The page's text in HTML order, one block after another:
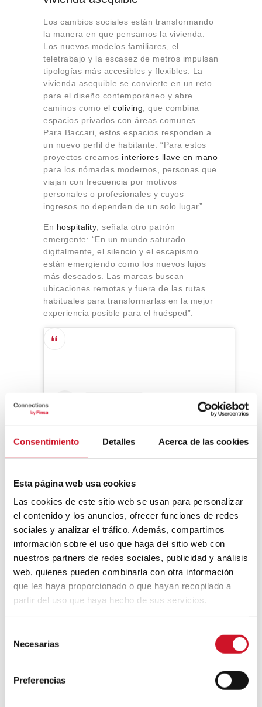
Consentimiento Detalles Acerca de las cookies
Esta página web usa cookies
Las cookies de este sitio web se usan para personalizar
el contenido y los anuncios, ofrecer funciones de redes
sociales y analizar el tráfico. Además, compartimos
información sobre el uso que haga del sitio web con
nuestros partners de redes sociales, publicidad y análisis
web, quienes pueden combinarla con otra información
que les haya proporcionado o que hayan recopilado a
partir del uso que haya hecho de sus servicios.
Necesarias
Preferencias
Los cambios sociales están transformando
la manera en que pensamos la vivienda.
Los nuevos modelos familiares, el
teletrabajo y la escasez de metros impulsan
tipologías más accesibles y flexibles. La
vivienda asequible se convierte en un reto
para el diseño contemporáneo y abre
caminos como el coliving, que combina
espacios privados con áreas comunes.
Para Baccari, estos espacios responden a
un nuevo perfil de habitante: “Para estos
proyectos creamos interiores llave en mano
para los nómadas modernos, personas que
viajan con frecuencia por motivos
personales o profesionales y cuyos
ingresos no dependen de un solo lugar”.
En hospitality, señala otro patrón
emergente: “En un mundo saturado
digitalmente, el silencio y el escapismo
están emergiendo como los nuevos lujos
más deseados. Las marcas buscan
ubicaciones remotas y fuera de las rutas
habituales para transformarlas en la mejor
experiencia posible para el huésped”.
Ver esta publicación en Instagram
Una publicación compartida de DesignAgency (@designagency.co)